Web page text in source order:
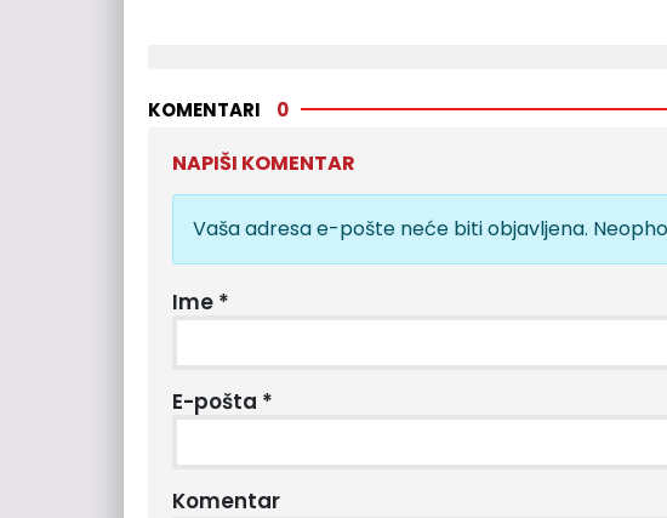
KOMENTARI 0
NAPIŠI KOMENTAR
Vaša adresa e-pošte neće biti objavljena.
Ime *
E-pošta *
Komentar